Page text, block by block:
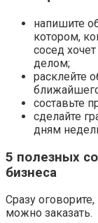
напишите
котором,
сосед
делом;
расклейте
составьте
сделайте
дням
5 полезных
бизнеса
Сразу
можно заказать.